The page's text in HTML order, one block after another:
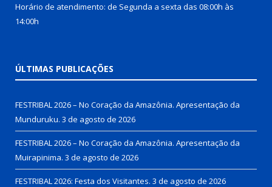
Horário de atendimento: de Segunda a sexta das 08:00h às
14:00h
ÚLTIMAS PUBLICAÇÕES
FESTRIBAL 2026 – No Coração da Amazônia. Apresentação da
Munduruku. 3 de agosto de 2026
FESTRIBAL 2026 – No Coração da Amazônia. Apresentação da
Muirapinima. 3 de agosto de 2026
FESTRIBAL 2026: Festa dos Visitantes. 3 de agosto de 2026